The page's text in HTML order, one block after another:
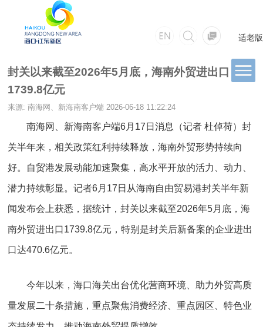
适老版
封关以来截至2026年5月底，海南外贸进出口
1739.8亿元
来源: 南海网、新海南客户端 2026-06-18 11:22:24
南海网、新海南客户端6月17日消息（记者 杜倬荷）封
关半年来，相关政策红利持续释放，海南外贸形势持续向
好。自贸港发展动能加速聚集，高水平开放的活力、动力、
潜力持续彰显。记者6月17日从海南自由贸易港封关半年新
闻发布会上获悉，据统计，封关以来截至2026年5月底，海
南外贸进出口1739.8亿元，特别是封关后新备案的企业进出
口达470.6亿元。
今年以来，海口海关出台优化营商环境、助力外贸高质
量发展二十条措施，重点聚焦消费经济、重点园区、特色业